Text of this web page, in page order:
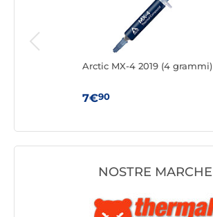
Arctic MX-4 2019 (4 grammi)
7€90
NOSTRE MARCHE